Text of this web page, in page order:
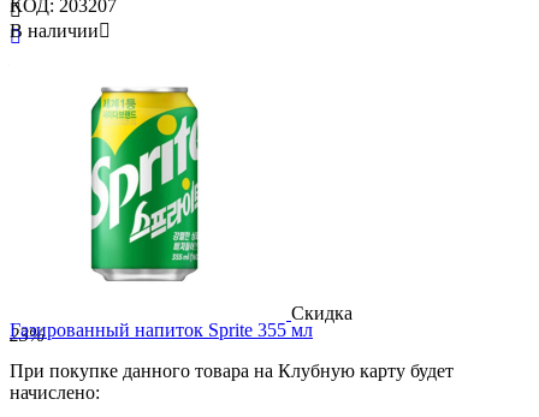


КОД: 203207
В наличии
Скидка
23%
Газированный напиток Sprite 355 мл
При покупке данного товара на Клубную карту будет
начислено: